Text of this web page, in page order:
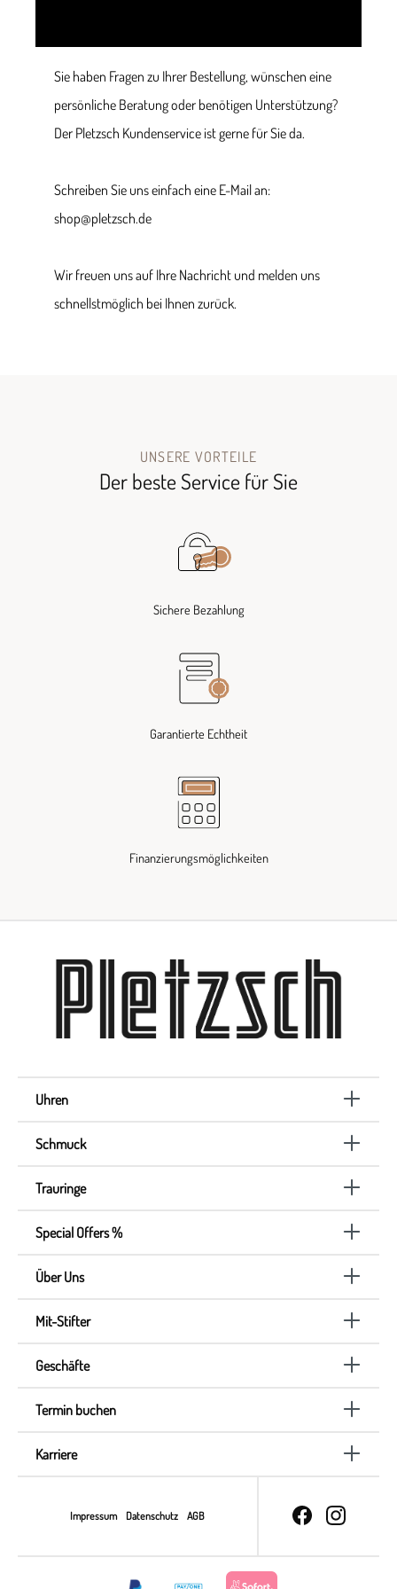
Sie haben Fragen zu Ihrer Bestellung, wünschen eine
persönliche Beratung oder benötigen Unterstützung?
Der Pletzsch Kundenservice ist gerne für Sie da.
Schreiben Sie uns einfach eine E-Mail an:
shop@pletzsch.de
Wir freuen uns auf Ihre Nachricht und melden uns
schnellstmöglich bei Ihnen zurück.
UNSERE VORTEILE
Der beste Service für Sie
Sichere Bezahlung
Garantierte Echtheit
Finanzierungsmöglichkeiten
Uhren
Schmuck
Trauringe
Special Offers %
Über Uns
Mit-Stifter
Geschäfte
Termin buchen
Karriere
Impressum Datenschutz AGB